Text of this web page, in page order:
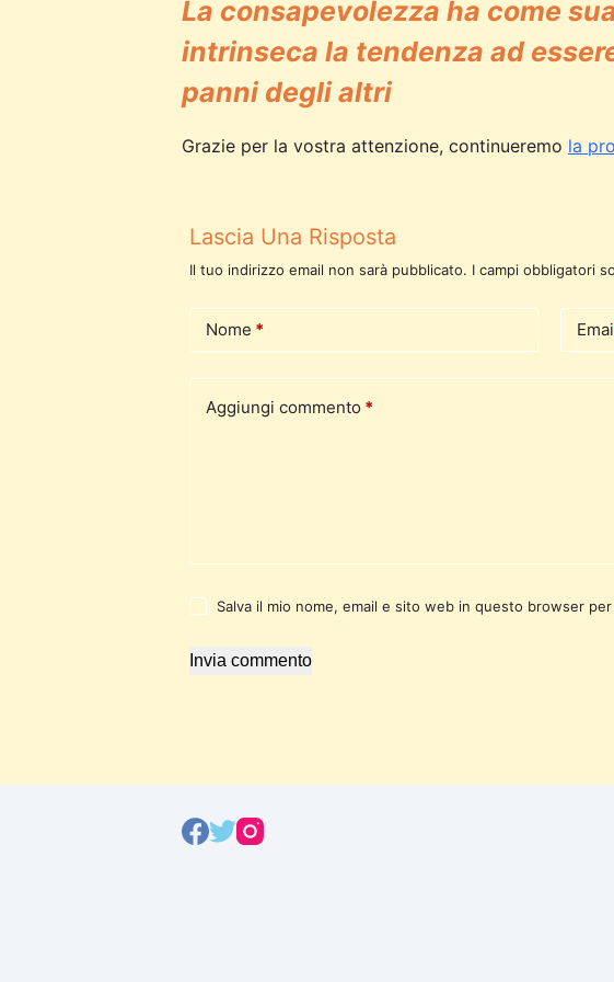
La consapevolezza ha come
intrinseca la tendenza ad
panni degli altri
Grazie per la vostra attenzione, continueremo la
Lascia Una Risposta
Il tuo indirizzo email non sarà pubblicato. I campi obbligatori
Nome *
Aggiungi commento *
Salva il mio nome, email e sito web in questo browser
Invia commento